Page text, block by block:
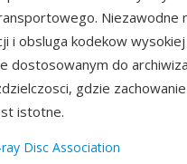
Niezawodne
i obsluga kodekow
dostosowanym do
gdzie
istotne.
Disc Association